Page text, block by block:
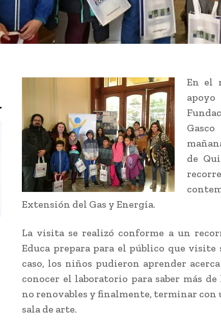
En el
de
Extensión del Gas y Energía.
La visita se realizó conforme a un
Educa prepara para el público que visite
caso, los niños pudieron aprender
conocer el laboratorio para saber más
no renovables y finalmente, terminar
sala de arte.